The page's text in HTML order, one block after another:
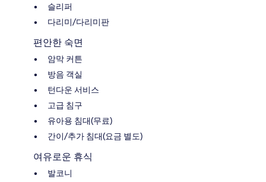
슬리퍼
다리미/다리미판
편안한 숙면
암막 커튼
방음 객실
턴다운 서비스
고급 침구
유아용 침대(무료)
간이/추가 침대(요금 별도)
여유로운 휴식
발코니